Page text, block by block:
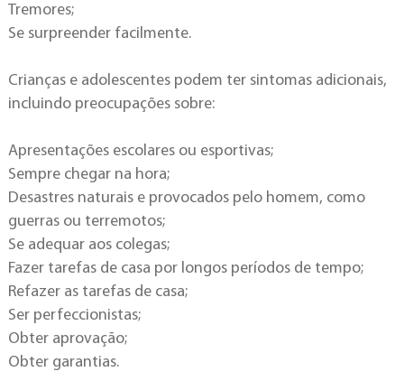
Tremores;
Se surpreender facilmente.
Crianças e adolescentes podem ter sintomas adicionais,
incluindo preocupações sobre:
Apresentações escolares ou esportivas;
Sempre chegar na hora;
Desastres naturais e provocados pelo homem, como
guerras ou terremotos;
Se adequar aos colegas;
Fazer tarefas de casa por longos períodos de tempo;
Refazer as tarefas de casa;
Ser perfeccionistas;
Obter aprovação;
Obter garantias.